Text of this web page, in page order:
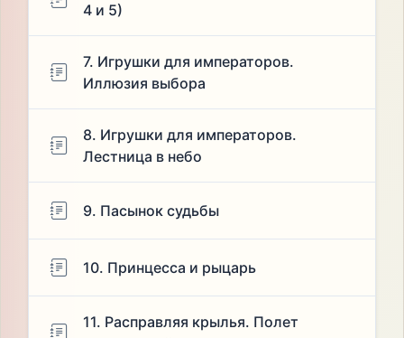
4 и 5)
7. Игрушки для императоров.
Иллюзия выбора
8. Игрушки для императоров.
Лестница в небо
9. Пасынок судьбы
10. Принцесса и рыцарь
11. Расправляя крылья. Полет